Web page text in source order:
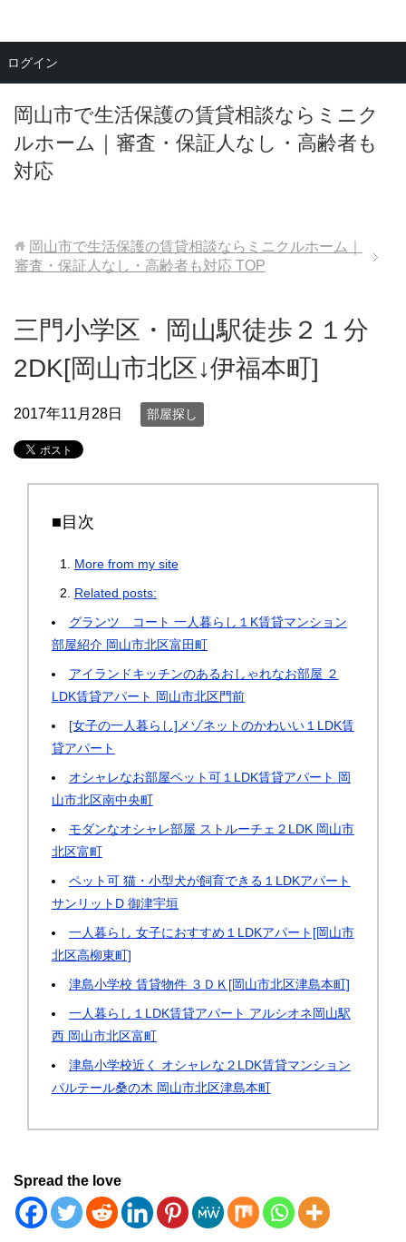
岡山市で生活保護の賃貸相談ならミニク
ルホーム｜審査・保証人なし・高齢者も
対応
メニュー
岡山市で生活保護の賃貸相談ならミニクルホーム｜
審査・保証人なし・高齢者も対応 TOP
三門小学区・岡山駅徒歩２１分
2DK[岡山市北区↓伊福本町]
2017年11月28日 部屋探し
■目次
More from my site
Related posts:
グランツ コート 一人暮らし１K賃貸マンション
部屋紹介 岡山市北区富田町
アイランドキッチンのあるおしゃれなお部屋 ２
LDK賃貸アパート 岡山市北区門前
[女子の一人暮らし]メゾネットのかわいい１LDK賃
貸アパート
オシャレなお部屋ペット可１LDK賃貸アパート 岡
山市北区南中央町
モダンなオシャレ部屋 ストルーチェ２LDK 岡山市
北区富町
ペット可 猫・小型犬が飼育できる１LDKアパート
サンリットD 御津宇垣
一人暮らし 女子におすすめ１LDKアパート[岡山市
北区高柳東町]
津島小学校 賃貸物件 ３ＤＫ[岡山市北区津島本町]
一人暮らし１LDK賃貸アパート アルシオネ岡山駅
西 岡山市北区富町
津島小学校近く オシャレな２LDK賃貸マンション
パルテール桑の木 岡山市北区津島本町
Spread the love
ログイン